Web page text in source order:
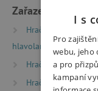
Zařazeno v
Hračky dle typu
hlavolamy
Hračky dle věku
Hračky dle věku
I s
Pro
webu, jeho
a pro
kampaní